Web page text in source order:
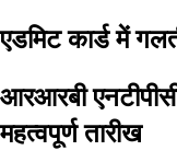
एडमिट कार्ड में
आरआरबी
महत्वपूर्ण तारीख